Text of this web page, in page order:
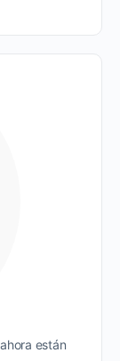
ahora están